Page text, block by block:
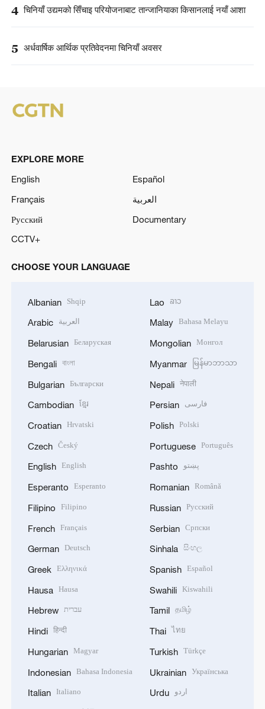
4 चिनियाँ उद्यमको सिँचाइ परियोजनाबाट तान्जानियाका किसानलाई नयाँ आशा
5 अर्धवार्षिक आर्थिक प्रतिवेदनमा चिनियाँ अवसर
EXPLORE MORE
English
Español
Français
العربية
Русский
Documentary
CCTV+
CHOOSE YOUR LANGUAGE
Albanian Shqip
Arabic العربية
Belarusian Беларуская
Bengali বাংলা
Bulgarian Български
Cambodian ខ្មែរ
Croatian Hrvatski
Czech Český
English English
Esperanto Esperanto
Filipino Filipino
French Français
German Deutsch
Greek Ελληνικά
Hausa Hausa
Hebrew עברית
Hindi हिन्दी
Hungarian Magyar
Indonesian Bahasa Indonesia
Italian Italiano
Lao ລາວ
Malay Bahasa Melayu
Mongolian Монгол
Myanmar မြန်မာဘာသာ
Nepali नेपाली
Persian فارسی
Polish Polski
Portuguese Português
Pashto پښتو
Romanian Română
Russian Русский
Serbian Српски
Sinhala සිංහල
Spanish Español
Swahili Kiswahili
Tamil தமிழ்
Thai ไทย
Turkish Türkçe
Ukrainian Українська
Urdu اردو